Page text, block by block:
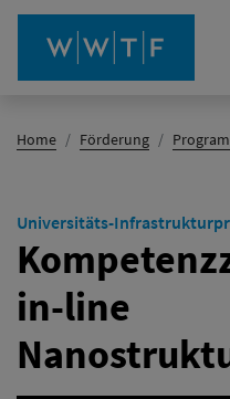
Home Förderung
Universitäts-
in-line